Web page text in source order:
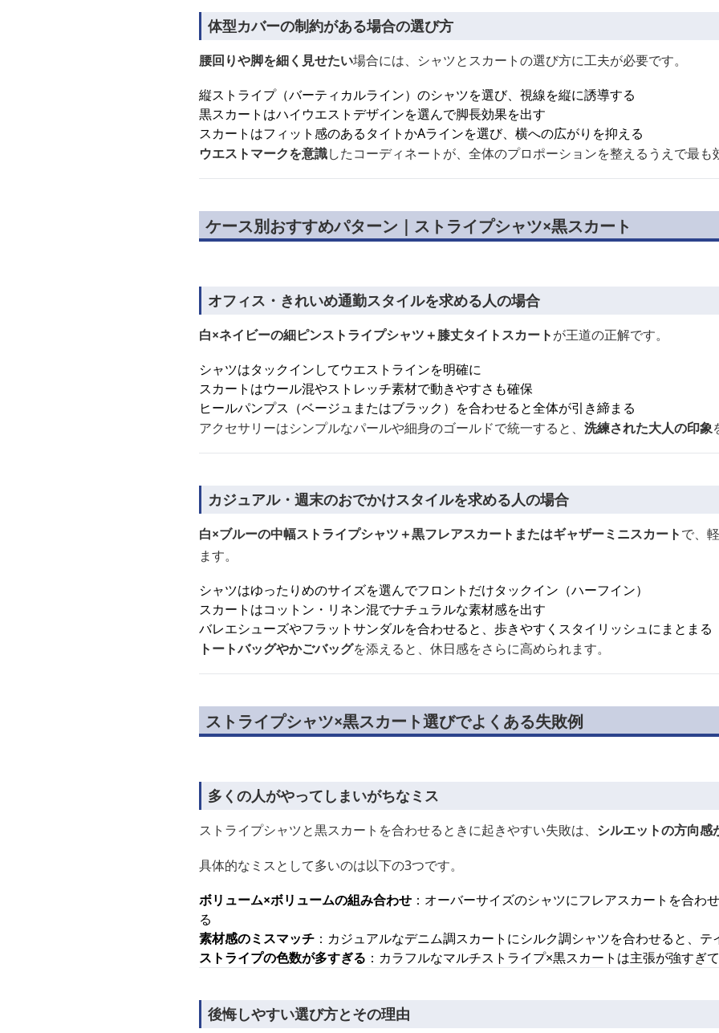
体型カバーの制約がある場合の選び方
腰回りや脚を細く見せたい場合には、シャツとスカートの選び方に工夫が必要です。
縦ストライプ（バーティカルライン）のシャツを選び、視線を縦に誘導する
黒スカートはハイウエストデザインを選んで脚長効果を出す
スカートはフィット感のあるタイトかAラインを選び、横への広がりを抑える
ウエストマークを意識したコーディネートが、全体のプロポーションを整えるうえで最も
ケース別おすすめパターン｜ストライプシャツ×黒スカート
オフィス・きれいめ通勤スタイルを求める人の場合
白×ネイビーの細ピンストライプシャツ＋膝丈タイトスカートが王道の正解です。
シャツはタックインしてウエストラインを明確に
スカートはウール混やストレッチ素材で動きやすさも確保
ヒールパンプス（ベージュまたはブラック）を合わせると全体が引き締まる
アクセサリーはシンプルなパールや細身のゴールドで統一すると、 洗練された大人の印象
カジュアル・週末のおでかけスタイルを求める人の場合
白×ブルーの中幅ストライプシャツ＋黒フレアスカートまたはギャザーミニスカートで、
ます。
シャツはゆったりめのサイズを選んでフロントだけタックイン（ハーフイン）
スカートはコットン・リネン混でナチュラルな素材感を出す
バレエシューズやフラットサンダルを合わせると、歩きやすくスタイリッシュにまとまる
トートバッグやかごバッグを添えると、休日感をさらに高められます。
ストライプシャツ×黒スカート選びでよくある失敗例
多くの人がやってしまいがちなミス
ストライプシャツと黒スカートを合わせるときに起きやすい失敗は、 シルエットの方向感
具体的なミスとして多いのは以下の3つです。
ボリューム×ボリュームの組み合わせ ：オーバーサイズのシャツにフレアスカートを合わ
る
素材感のミスマッチ ：カジュアルなデニム調スカートにシルク調シャツを合わせると、
ストライプの色数が多すぎる ：カラフルなマルチストライプ×黒スカートは主張が強すぎ
後悔しやすい選び方とその理由